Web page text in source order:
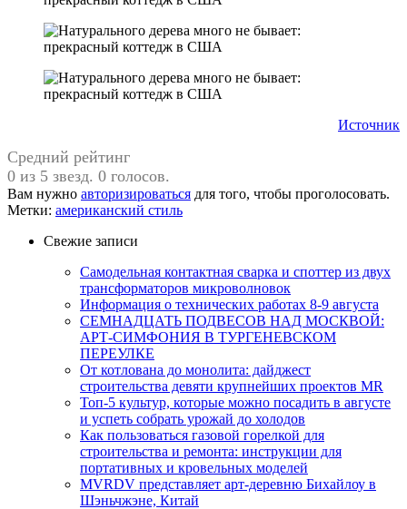
Источник
Средний рейтинг
0 из 5 звезд. 0 голосов.
Вам нужно авторизироваться для того, чтобы проголосовать.
Метки: американский стиль
Свежие записи
Самодельная контактная сварка и споттер из двух
трансформаторов микроволновок
Информация о технических работах 8-9 августа
СЕМНАДЦАТЬ ПОДВЕСОВ НАД МОСКВОЙ:
АРТ-СИМФОНИЯ В ТУРГЕНЕВСКОМ
ПЕРЕУЛКЕ
От котлована до монолита: дайджест
строительства девяти крупнейших проектов MR
Топ-5 культур, которые можно посадить в августе
и успеть собрать урожай до холодов
Как пользоваться газовой горелкой для
строительства и ремонта: инструкции для
портативных и кровельных моделей
MVRDV представляет арт-деревню Бихайлоу в
Шэньчжэне, Китай